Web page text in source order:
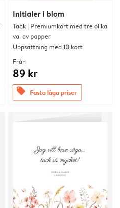
Initialer i blom
Tack | Premiumkort med tre olika
val av papper
Uppsättning med 10 kort
Från
89 kr
offers Fasta låga priser